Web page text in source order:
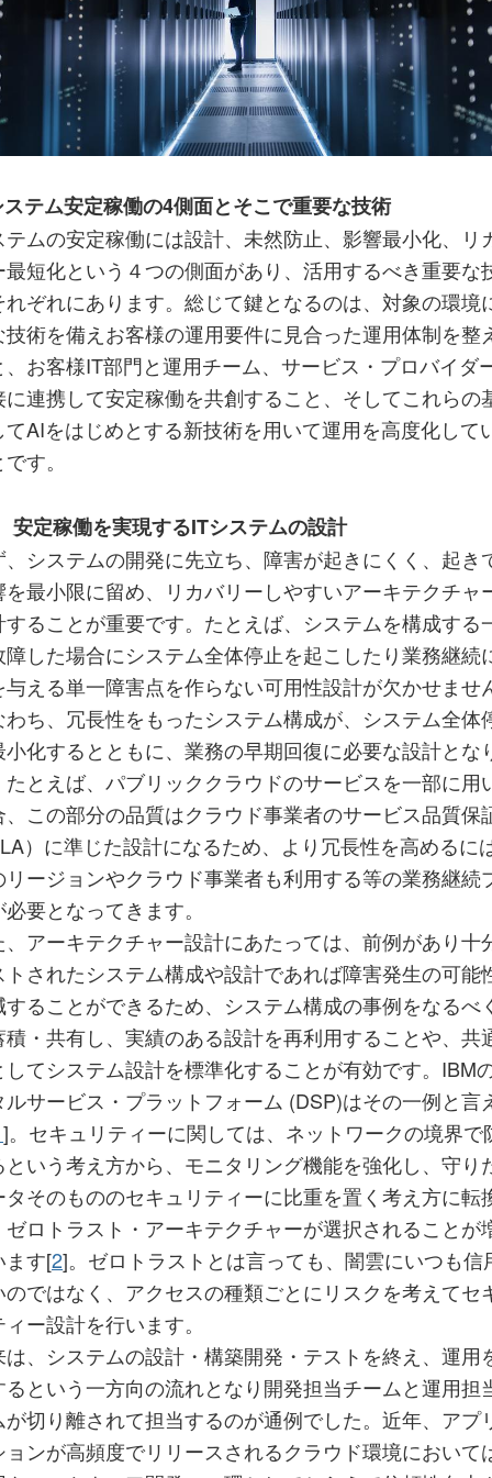
テム安定稼働の4側面とそこで重要な技術
テムの安定稼働には設計、未然防止、影響最小化、リ
最短化という４つの側面があり、活用するべき重要な
れぞれにあります。総じて鍵となるのは、対象の環境
技術を備えお客様の運用要件に見合った運用体制を整
、お客様IT部門と運用チーム、サービス・プロバイダ
に連携して安定稼働を共創すること、そしてこれらの
てAIをはじめとする新技術を用いて運用を高度化して
す。
定稼働を実現するITシステムの設計
、システムの開発に先立ち、障害が起きにくく、起き
を最小限に留め、リカバリーしやすいアーキテクチャ
することが重要です。たとえば、システムを構成する
障した場合にシステム全体停止を起こしたり業務継続
与える単一障害点を作らない可用性設計が欠かせませ
わち、冗長性をもったシステム構成が、システム全体
小化するとともに、業務の早期回復に必要な設計とな
たとえば、パブリッククラウドのサービスを一部に用
、この部分の品質はクラウド事業者のサービス品質保
）に準じた設計になるため、より冗長性を高めるに
リージョンやクラウド事業者も利用する等の業務継続
要となってきます。
、アーキテクチャー設計にあたっては、前例があり十
トされたシステム構成や設計であれば障害発生の可能
することができるため、システム構成の事例をなるべ
積・共有し、実績のある設計を再利用することや、共
してシステム設計を標準化することが有効です。IBM
ルサービス・プラットフォーム (DSP)はその一例と言
]。セキュリティーに関しては、ネットワークの境界で
という考え方から、モニタリング機能を強化し、守り
タそのもののセキュリティーに比重を置く考え方に転
ゼロトラスト・アーキテクチャーが選択されることが
ます[2]。ゼロトラストとは言っても、闇雲にいつも信
のではなく、アクセスの種類ごとにリスクを考えてセ
ー設計を行います。
は、システムの設計・構築開発・テストを終え、運用
るという一方向の流れとなり開発担当チームと運用担
が切り離されて担当するのが通例でした。近年、アプ
ョンが高頻度でリリースされるクラウド環境において